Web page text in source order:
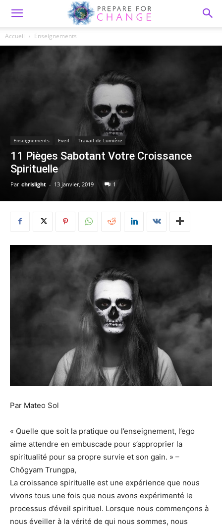
Accueil Enseignements
Enseignements Eveil Travail de Lumière
11 Pièges Sabotant Votre Croissance
Spirituelle
Par chrislight - 13 janvier, 2019 1
Par Mateo Sol
« Quelle que soit la pratique ou l’enseignement, l’ego
aime attendre en embuscade pour s’approprier la
spiritualité pour sa propre survie et son gain. » –
Chögyam Trungpa,
La croissance spirituelle est une expérience que nous
vivons tous une fois que nous avons expérimenté le
processus d’éveil spirituel. Lorsque nous commençons à
nous éveiller à la vérité de qui nous sommes, nous